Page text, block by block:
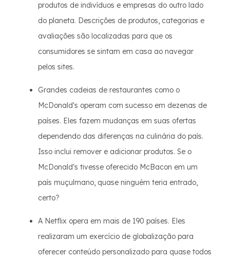
produtos de indivíduos e empresas do outro lado
do planeta. Descrições de produtos, categorias e
avaliações são localizadas para que os
consumidores se sintam em casa ao navegar
pelos sites.
Grandes cadeias de restaurantes como o
McDonald's operam com sucesso em dezenas de
países. Eles fazem mudanças em suas ofertas
dependendo das diferenças na culinária do país.
Isso inclui remover e adicionar produtos. Se o
McDonald's tivesse oferecido McBacon em um
país muçulmano, quase ninguém teria entrado,
certo?
A Netflix opera em mais de 190 países. Eles
realizaram um exercício de globalização para
oferecer conteúdo personalizado para quase todos